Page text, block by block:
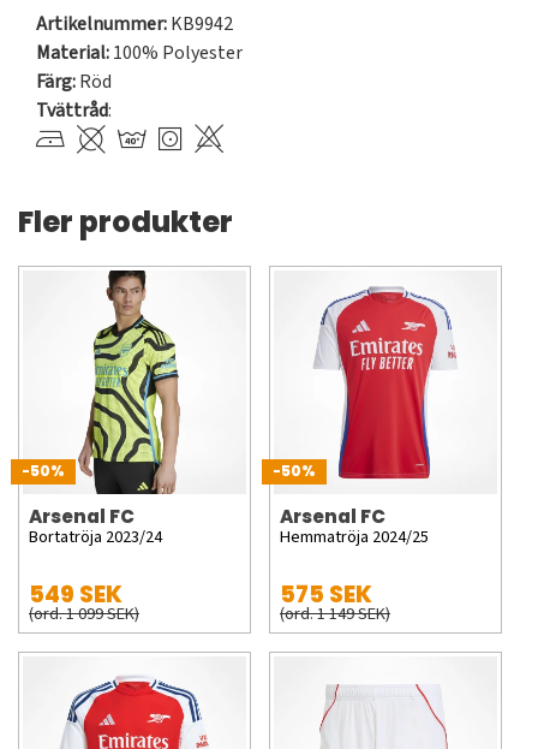
Artikelnummer:KB9942
Material:100% Polyester
Färg:Röd
Tvättråd:
Fler produkter
-50%
Arsenal FC
Bortatröja 2023/24
549 SEK
(ord. 1 099 SEK)
-50%
Arsenal FC
Hemmatröja 2024/25
575 SEK
(ord. 1 149 SEK)